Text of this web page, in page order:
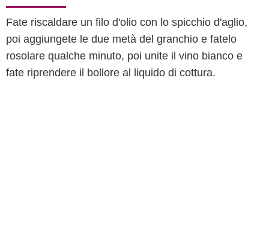
Fate riscaldare un filo d'olio con lo spicchio d'aglio,
poi aggiungete le due metà del granchio e fatelo
rosolare qualche minuto, poi unite il vino bianco e
fate riprendere il bollore al liquido di cottura.